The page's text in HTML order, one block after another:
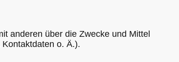
anderen über die Zwecke und Mittel
o. Ä.).